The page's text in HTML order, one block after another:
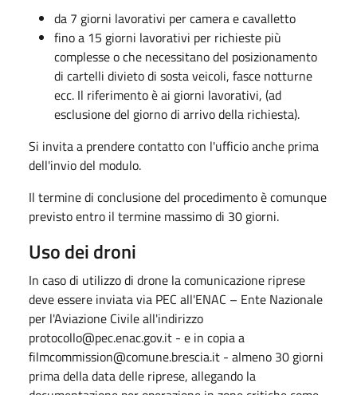
da 7 giorni lavorativi per camera e cavalletto
fino a 15 giorni lavorativi per richieste più
complesse o che necessitano del posizionamento
di cartelli divieto di sosta veicoli, fasce notturne
ecc. Il riferimento è ai giorni lavorativi, (ad
esclusione del giorno di arrivo della richiesta).
Si invita a prendere contatto con l'ufficio anche prima
dell'invio del modulo.
Il termine di conclusione del procedimento è comunque
previsto entro il termine massimo di 30 giorni.
Uso dei droni
In caso di utilizzo di drone la comunicazione riprese
deve essere inviata via PEC all'ENAC – Ente Nazionale
per l'Aviazione Civile all'indirizzo
protocollo@pec.enac.gov.it - e in copia a
filmcommission@comune.brescia.it - almeno 30 giorni
prima della data delle riprese, allegando la